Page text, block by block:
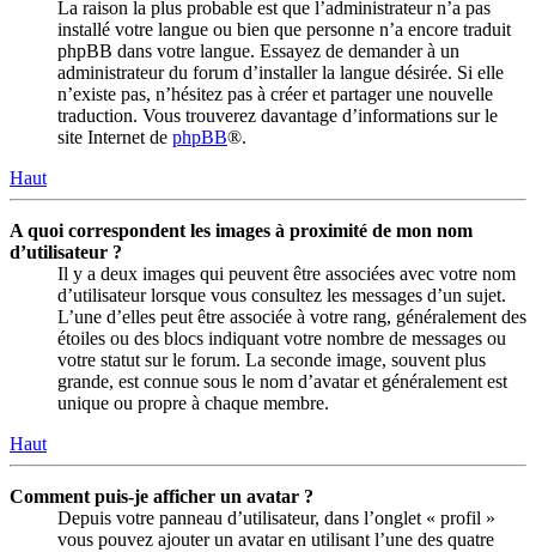
La raison la plus probable est que l’administrateur n’a pas
installé votre langue ou bien que personne n’a encore traduit
phpBB dans votre langue. Essayez de demander à un
administrateur du forum d’installer la langue désirée. Si elle
n’existe pas, n’hésitez pas à créer et partager une nouvelle
traduction. Vous trouverez davantage d’informations sur le
site Internet de phpBB®.
Haut
A quoi correspondent les images à proximité de mon nom
d’utilisateur ?
Il y a deux images qui peuvent être associées avec votre nom
d’utilisateur lorsque vous consultez les messages d’un sujet.
L’une d’elles peut être associée à votre rang, généralement des
étoiles ou des blocs indiquant votre nombre de messages ou
votre statut sur le forum. La seconde image, souvent plus
grande, est connue sous le nom d’avatar et généralement est
unique ou propre à chaque membre.
Haut
Comment puis-je afficher un avatar ?
Depuis votre panneau d’utilisateur, dans l’onglet « profil »
vous pouvez ajouter un avatar en utilisant l’une des quatre